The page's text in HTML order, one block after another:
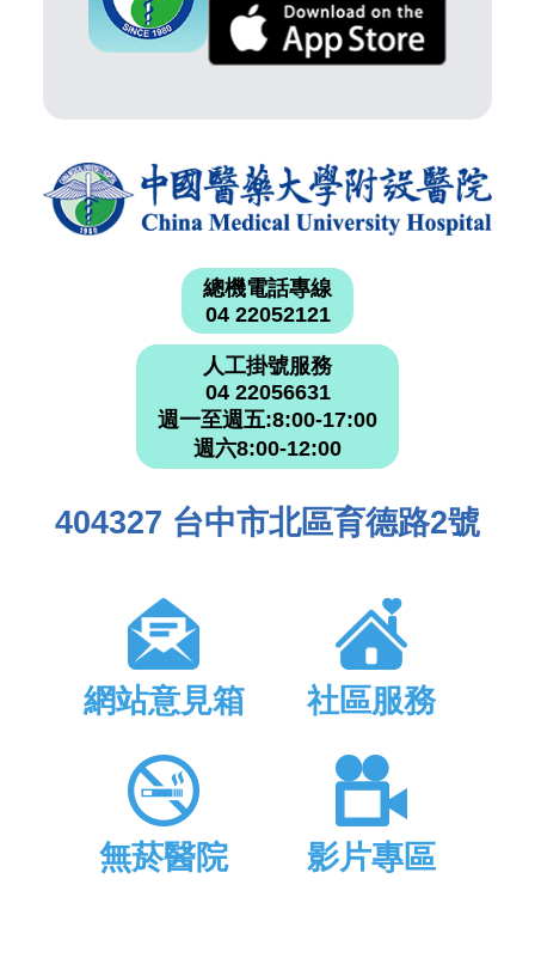
總機電話專線
04 22052121
人工掛號服務
04 22056631
週一至週五:8:00-17:00
週六8:00-12:00
404327 台中市北區育德路2號
網站意見箱 社區服務
無菸醫院 影片專區